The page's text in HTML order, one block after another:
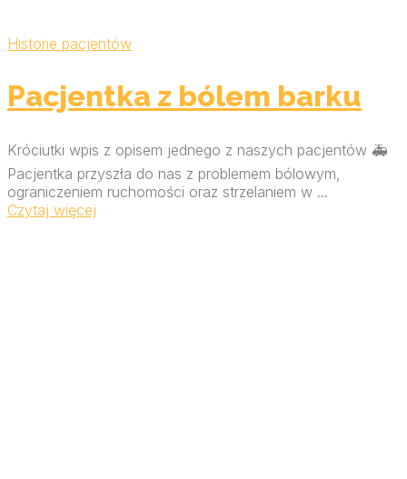
Historie pacjentów
Pacjentka z bólem barku
Króciutki wpis z opisem jednego z naszych pacjentów 🚑
Pacjentka przyszła do nas z problemem bólowym,
ograniczeniem ruchomości oraz strzelaniem w ...
Czytaj więcej